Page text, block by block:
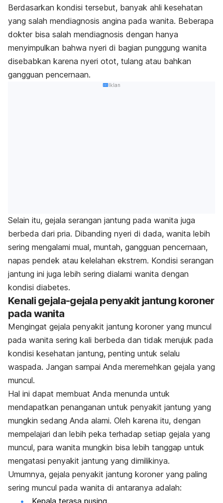
Berdasarkan kondisi tersebut, banyak ahli kesehatan
yang salah mendiagnosis angina pada wanita. Beberapa
dokter bisa salah mendiagnosis dengan hanya
menyimpulkan bahwa nyeri di bagian punggung wanita
disebabkan karena nyeri otot, tulang atau bahkan
gangguan pencernaan.
Iklan
Selain itu, gejala serangan jantung pada wanita juga
berbeda dari pria. Dibanding nyeri di dada, wanita lebih
sering mengalami mual, muntah, gangguan pencernaan,
napas pendek atau kelelahan ekstrem. Kondisi serangan
jantung ini juga lebih sering dialami wanita dengan
kondisi diabetes.
Kenali gejala-gejala penyakit jantung koroner
pada wanita
Mengingat gejala penyakit jantung koroner yang muncul
pada wanita sering kali berbeda dan tidak merujuk pada
kondisi kesehatan jantung, penting untuk selalu
waspada. Jangan sampai Anda meremehkan gejala yang
muncul.
Hal ini dapat membuat Anda menunda untuk
mendapatkan penanganan untuk penyakit jantung yang
mungkin sedang Anda alami. Oleh karena itu, dengan
mempelajari dan lebih peka terhadap setiap gejala yang
muncul, para wanita mungkin bisa lebih tanggap untuk
mengatasi penyakit jantung yang dimilikinya.
Umumnya, gejala penyakit jantung koroner yang paling
sering muncul pada wanita di antaranya adalah:
Kepala terasa pusing.